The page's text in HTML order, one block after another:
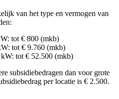
van het type en vermogen van
tot € 800 (mkb)
tot € 9.760 (mkb)
tot € 52.500 (mkb)
subsidiebedragen dan voor grote
per locatie is € 2.500.